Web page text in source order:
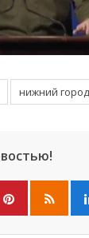
нижний город